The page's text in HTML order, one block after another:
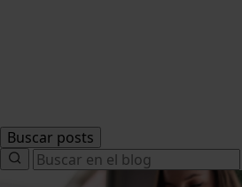
Buscar posts
Search
for: